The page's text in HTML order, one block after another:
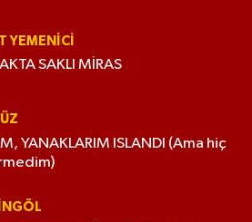
YEMENICI
SAKLI MİRAS
YANAKLARIM ISLANDI (Ama hiç